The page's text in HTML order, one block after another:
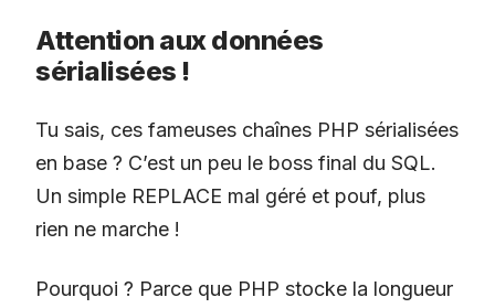
Attention aux données
sérialisées !
Tu sais, ces fameuses chaînes PHP sérialisées
en base ? C’est un peu le boss final du SQL.
Un simple REPLACE mal géré et pouf, plus
rien ne marche !
Pourquoi ? Parce que PHP stocke la longueur